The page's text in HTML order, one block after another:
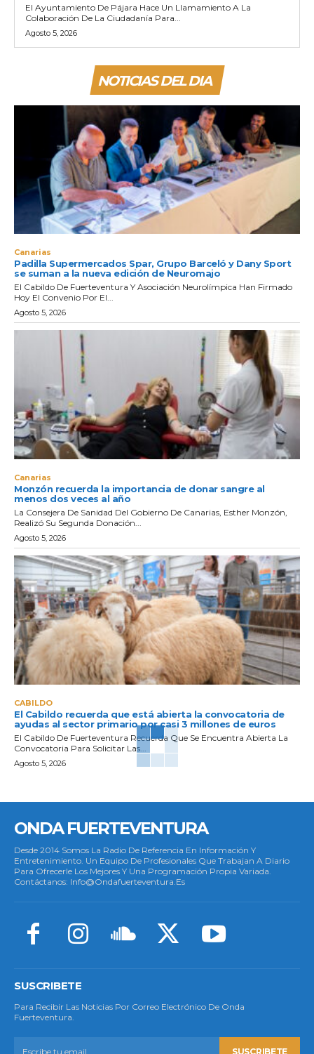
El Ayuntamiento De Pájara Hace Un Llamamiento A La
Colaboración De La Ciudadanía Para...
Agosto 5, 2026
NOTICIAS DEL DIA
Canarias
Padilla Supermercados Spar, Grupo Barceló y Dany Sport
se suman a la nueva edición de Neuromajo
El Cabildo De Fuerteventura Y Asociación Neurolímpica Han Firmado
Hoy El Convenio Por El...
Agosto 5, 2026
Canarias
Monzón recuerda la importancia de donar sangre al
menos dos veces al año
La Consejera De Sanidad Del Gobierno De Canarias, Esther Monzón,
Realizó Su Segunda Donación...
Agosto 5, 2026
CABILDO
El Cabildo recuerda que está abierta la convocatoria de
ayudas al sector primario por casi 3 millones de euros
El Cabildo De Fuerteventura Recuerda Que Se Encuentra Abierta La
Convocatoria Para Solicitar Las...
Agosto 5, 2026
ONDA FUERTEVENTURA
Desde 2014 Somos La Radio De Referencia En Información Y
Entretenimiento. Un Equipo De Profesionales Que Trabajan A Diario
Para Ofrecerle Los Mejores Y Una Programación Propia Variada.
Contáctanos: Info@ondafuerteventura.es
SUSCRIBETE
Para Recibir Las Noticias Por Correo Electrónico De Onda
Fuerteventura.
SUSCRIBETE